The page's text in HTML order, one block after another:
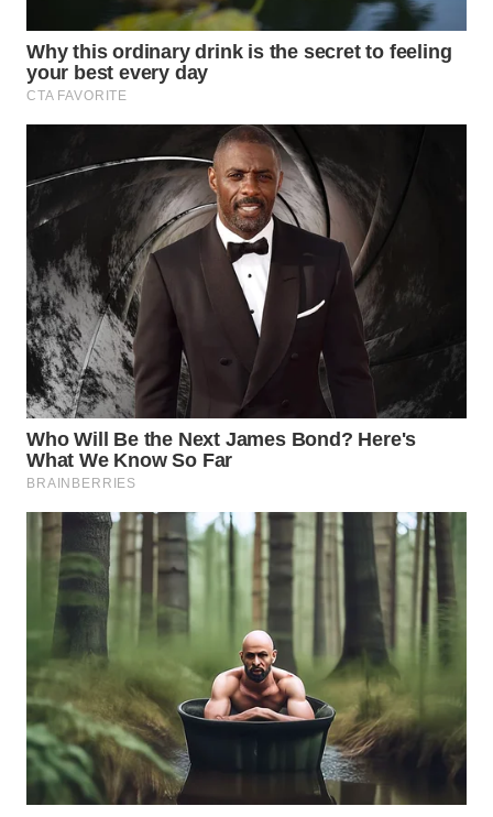
WN
PURWAKARTA
WN
TIMUR
SEMARANG
WN
SOLO
WN
BOROBUDUR
WN
WN
SURABAYA
NATUNA
WN
BINTAN
WN